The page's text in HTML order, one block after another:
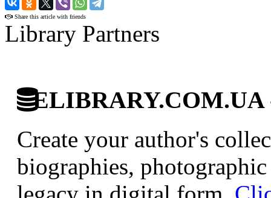
Share this article with friends
Library Partners
ELIBRARY.COM.UA
Create your author's
biographies,